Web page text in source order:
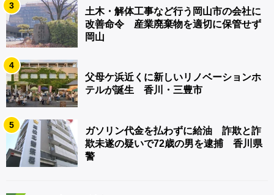
3
土木・解体工事など行う岡山市の会社に
改善命令 産業廃棄物を適切に保管せず
岡山
4
父母ケ浜近くに新しいリノベーションホ
テルが誕生 香川・三豊市
5
ガソリン代金を払わずに給油 詐欺と詐
欺未遂の疑いで72歳の男を逮捕 香川県
警